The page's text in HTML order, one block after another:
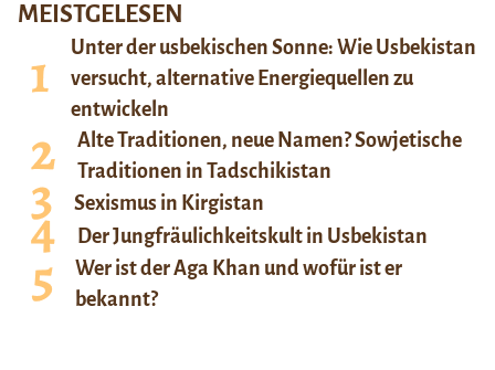
MEISTGELESEN
Unter der usbekischen Sonne: Wie Usbekistan
versucht, alternative Energiequellen zu
entwickeln
Alte Traditionen, neue Namen? Sowjetische
Traditionen in Tadschikistan
Sexismus in Kirgistan
Der Jungfräulichkeitskult in Usbekistan
Wer ist der Aga Khan und wofür ist er
bekannt?